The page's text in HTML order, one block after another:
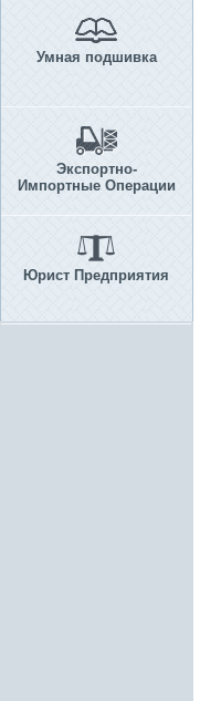
Умная подшивка
Экспортно-
Импортные Операции
Юрист Предприятия